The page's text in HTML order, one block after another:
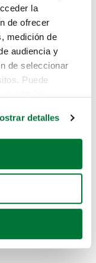
la
de ofrecer
medición de
audiencia y
de seleccionar
Puede
geográfica
activamente
(huellas
se procesan sus
detalles
como
aquí.
estás